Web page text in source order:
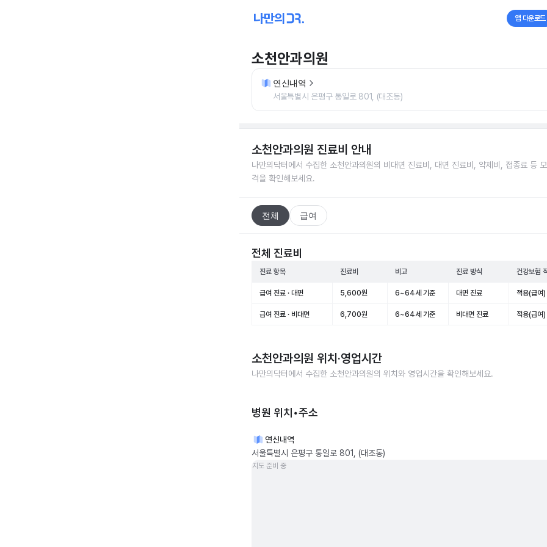
앱 다운로드
소천안과의원
연신내역
서울특별시 은평구 통일로 801, (대조동)
소천안과의원 진료비 안내
나만의닥터에서 수집한 소천안과의원의 비대면 진료비, 대면 진료비, 약제비, 접종료 등
격을 확인해보세요.
전체 급여
전체 진료비
진료 항목 진료비 비고 진료 방식 건강보험
급여 진료 · 대면 5,600원 6~64세 기준 대면 진료 적용(급여)
급여 진료 · 비대면 6,700원 6~64세 기준 비대면 진료 적용(급여)
소천안과의원 위치·영업시간
나만의닥터에서 수집한 소천안과의원의 위치와 영업시간을 확인해보세요.
병원 위치•주소
연신내역
서울특별시 은평구 통일로 801, (대조동)
지도 준비 중